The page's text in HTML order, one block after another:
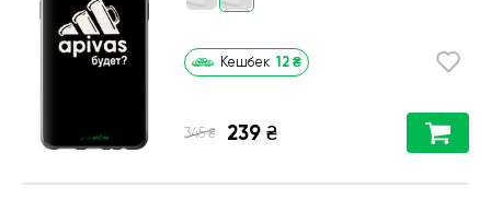
Кешбек 12 ₴
345 ₴ 239 ₴